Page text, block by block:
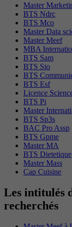
Master
BTS Ndrc
BTS Mco
Master Data
Master Meef
MBA
BTS Sam
BTS Sio
BTS
BTS Esf
Licence
BTS Pi
Master
BTS Sp3s
BAC Pro Assp
BTS Gpme
Master MA
BTS Dietetique
Master Mass
Cap Cuisine
Les intitulés
recherchés